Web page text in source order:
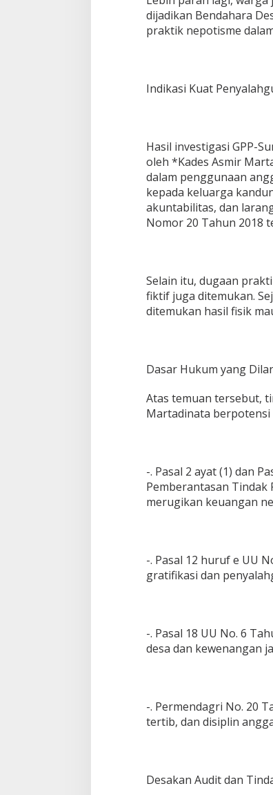
K
e
K
t
i
dijadikan Bendahara
praktik nepotisme
Indikasi Kuat
Hasil investigasi GPP-
oleh *Kades Asmir
dalam penggunaan
kepada keluarga
akuntabilitas, dan
Nomor 20 Tahun 2018
Selain itu, dugaan
fiktif juga ditemukan.
ditemukan hasil fisik
Dasar Hukum yang
Atas temuan tersebut,
Martadinata
-. Pasal 2 ayat (1) dan
Pemberantasan Tindak
merugikan keuangan
-. Pasal 12 huruf e UU
gratifikasi dan
-. Pasal 18 UU No. 6
desa dan kewenangan
-. Permendagri No. 20
tertib, dan disiplin
Desakan Audit dan